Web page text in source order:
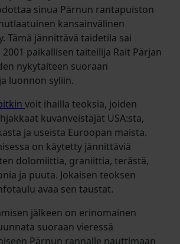
sinua Pärnun rantapuiston
kansainvälinen
Tämä jännittävä taidetila sai
paikallisen taiteilija Rait Pärjan
nykytaiteen suoraan
luonnon syliin.
voit ihailla teoksia, joiden
kuvanveistäjät USA:sta,
ja useista Euroopan maista.
on käytetty jännittäviä
dolomiittia, graniittia, terästä,
ja puuta. Jokaisen teoksen
avaa sen taustat.
jälkeen on erinomainen
suoraan vieressä
Pärnun rannalle nauttimaan